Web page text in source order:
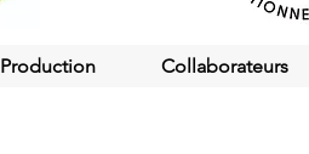
Production Collaborateurs